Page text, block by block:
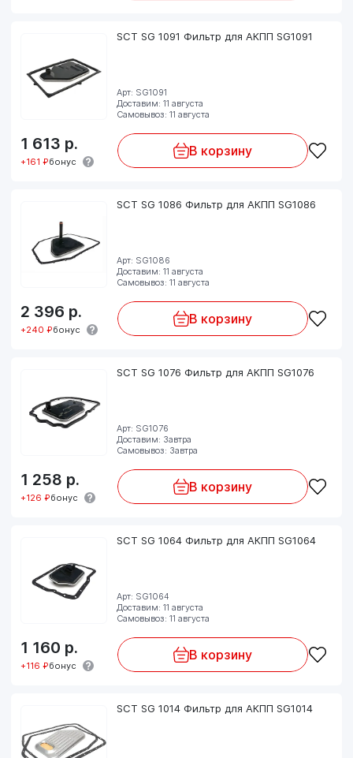
SCT SG 1091 Фильтр для АКПП SG1091
Арт: SG1091
Доставим: 11 августа
Самовывоз: 11 августа
1 613 р.
+161 ₽бонус
В корзину
SCT SG 1086 Фильтр для АКПП SG1086
Арт: SG1086
Доставим: 11 августа
Самовывоз: 11 августа
2 396 р.
+240 ₽бонус
В корзину
SCT SG 1076 Фильтр для АКПП SG1076
Арт: SG1076
Доставим: Завтра
Самовывоз: Завтра
1 258 р.
+126 ₽бонус
В корзину
SCT SG 1064 Фильтр для АКПП SG1064
Арт: SG1064
Доставим: 11 августа
Самовывоз: 11 августа
1 160 р.
+116 ₽бонус
В корзину
SCT SG 1014 Фильтр для АКПП SG1014